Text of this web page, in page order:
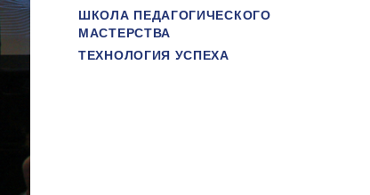
ШКОЛА ПЕДАГОГИЧЕСКОГО
МАСТЕРСТВА
ТЕХНОЛОГИЯ УСПЕХА